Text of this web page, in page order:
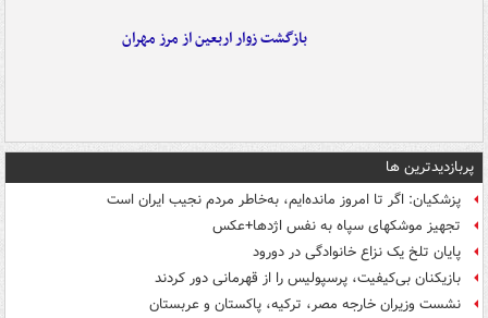
بازگشت زوار اربعین از مرز مهران
پربازدیدترین ها
پزشکیان: اگر تا امروز مانده‌ایم، به‌خاطر مردم نجیب ایران است
تجهیز موشکهای سپاه به نفس اژدها+عکس
پایان تلخ یک نزاع خانوادگی در دورود
بازیکنان بی‌کیفیت، پرسپولیس را از قهرمانی دور کردند
نشست وزیران خارجه مصر، ترکیه، پاکستان و عربستان